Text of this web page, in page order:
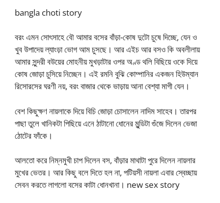
bangla choti story
বরং এমন সোৎসাহে বৌ আমার বসের বাঁড়া-কোষ দুটো চুষে দিচ্ছে, যেন ও
খুব উপাদেয় ল্যাংড়া ভোগ আম চুসছে। আর এইচ আর বসও কি অবলীলায়
আমার সুন্দরী বউয়ের মোহনীয় মুখড়াটার ওপর অণ্ড থলি বিছিয়ে ওকে দিয়ে
কোষ জোড়া চুসিয়ে নিচ্ছেন। এই রমনি বুঝি কোম্পানির একজন হিউম্যান
রিসোরসের ঘরণী নয়, বরং বাজার থেকে ভাড়ায় আনা বেশ্যা মাগী যেন।
বেশ কিছুক্ষণ নায়লাকে দিয়ে বিচি জোড়া চোসালেন নাদিম সাহেব। তারপর
পাছা তুলে খানিকটা পিছিয়ে এনে ঠাটানো ধোনের মুন্ডিটা গুঁজে দিলেন ভেজা
ঠোটের ফাঁকে।
আলতো করে নিম্নমুখী চাপ দিলেন বস, বাঁড়ার মাথাটা পুরে দিলেন নায়লার
মুখের ভেতর। আর কিছু বলে দিতে হল না, পটিয়সী নায়লা এবার স্বেচ্ছায়
সেবন করতে লাগলো বসের কাটা ধোনখানা। new sex story